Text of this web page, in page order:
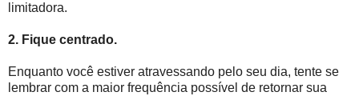
limitadora.
2. Fique centrado.
Enquanto você estiver atravessando pelo seu dia, tente se
lembrar com a maior frequência possível de retornar sua